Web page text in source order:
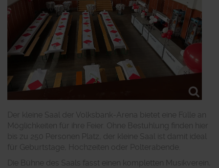
Der kleine Saal der Volksbank-Arena bietet eine Fülle an
Möglichkeiten für ihre Feier. Ohne Bestuhlung finden hier
bis zu 250 Personen Platz, der kleine Saal ist damit ideal
für Geburtstage, Hochzeiten oder Polterabende.
Die Bühne des Saals fasst einen kompletten Musikverein,